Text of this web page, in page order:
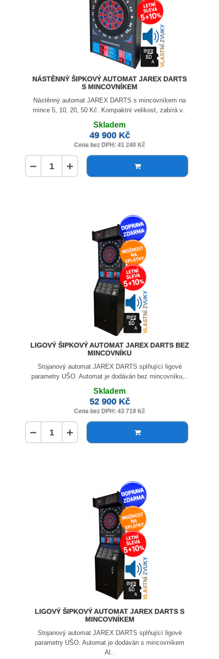
VLASTNÍ ZVUKY
NÁSTĚNNÝ ŠIPKOVÝ AUTOMAT JAREX DARTS
S MINCOVNÍKEM
Nástěnný automat JAREX DARTS s mincovníkem na
mince 5, 10, 20, 50 Kč. Kompaktní velikost, zabírá v..
Skladem
49 900 Kč
Cena bez DPH: 41 240 Kč
− +
VLASTNÍ ZVUKY
LIGOVÝ ŠIPKOVÝ AUTOMAT JAREX DARTS BEZ
MINCOVNÍKU
Stojanový automat JAREX DARTS splňující ligové
parametry UŠO. Automat je dodáván bez mincovníku,..
Skladem
52 900 Kč
Cena bez DPH: 43 719 Kč
− +
VLASTNÍ ZVUKY
LIGOVÝ ŠIPKOVÝ AUTOMAT JAREX DARTS S
MINCOVNÍKEM
Stojanový automat JAREX DARTS splňující ligové
parametry UŠO. Automat je dodáván s mincovníkem
Al..